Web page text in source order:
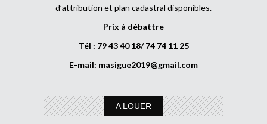
d’attribution et plan cadastral disponibles.
Prix à débattre
Tél : 79 43 40 18/ 74 74 11 25
E-mail: masigue2019@gmail.com
A LOUER